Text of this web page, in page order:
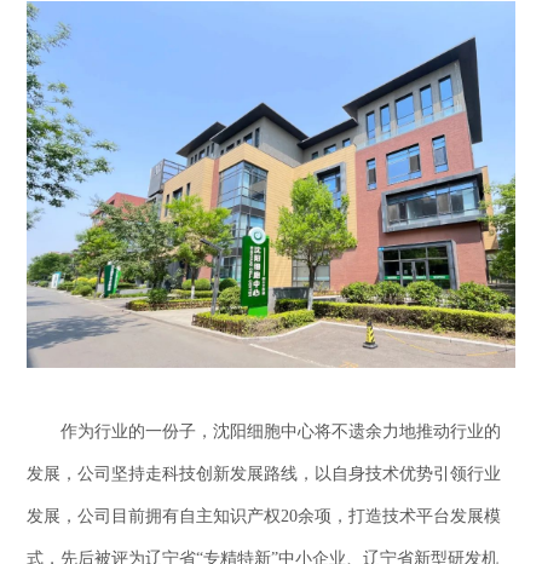
作为行业的一份子，沈阳细胞中心将不遗余力地推动行业的
发展，公司坚持走科技创新发展路线，以自身技术优势引领行业
发展，公司目前拥有自主知识产权20余项，打造技术平台发展模
式，先后被评为辽宁省“专精特新”中小企业、辽宁省新型研发机